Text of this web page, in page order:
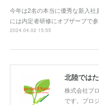
今年は2名の本当に優秀な新入
には内定者研修にオブザーブで
2024.04.02 15:55
北陸では
株式会社プ
です。プロ